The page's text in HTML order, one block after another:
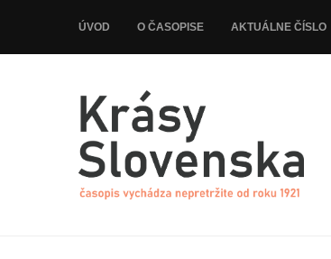
ÚVOD O ČASOPISE AKTUÁLNE ČÍSLO